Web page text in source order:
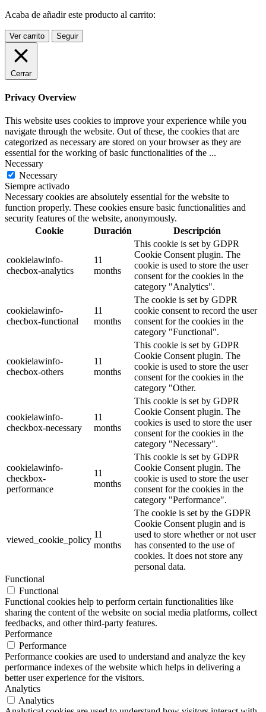
Acaba de añadir este producto al carrito:
Ver carrito Seguir
Cerrar
Privacy Overview
This website uses cookies to improve your experience while you
navigate through the website. Out of these, the cookies that are
categorized as necessary are stored on your browser as they are
essential for the working of basic functionalities of the ...
Necessary
Necessary
Siempre activado
Necessary cookies are absolutely essential for the website to
function properly. These cookies ensure basic functionalities and
security features of the website, anonymously.
Cookie
Duración Descripción
cookielawinfo-
checbox-analytics
11
months
This cookie is set by GDPR
Cookie Consent plugin. The
cookie is used to store the user
consent for the cookies in the
category "Analytics".
cookielawinfo-
checbox-functional
11
months
The cookie is set by GDPR
cookie consent to record the user
consent for the cookies in the
category "Functional".
cookielawinfo-
checbox-others
11
months
This cookie is set by GDPR
Cookie Consent plugin. The
cookie is used to store the user
consent for the cookies in the
category "Other.
cookielawinfo-
checkbox-necessary
11
months
This cookie is set by GDPR
Cookie Consent plugin. The
cookies is used to store the user
consent for the cookies in the
category "Necessary".
cookielawinfo-
checkbox-
performance
11
months
This cookie is set by GDPR
Cookie Consent plugin. The
cookie is used to store the user
consent for the cookies in the
category "Performance".
viewed_cookie_policy
11
months
The cookie is set by the GDPR
Cookie Consent plugin and is
used to store whether or not user
has consented to the use of
cookies. It does not store any
personal data.
Functional
Functional
Functional cookies help to perform certain functionalities like
sharing the content of the website on social media platforms, collect
feedbacks, and other third-party features.
Performance
Performance
Performance cookies are used to understand and analyze the key
performance indexes of the website which helps in delivering a
better user experience for the visitors.
Analytics
Analytics